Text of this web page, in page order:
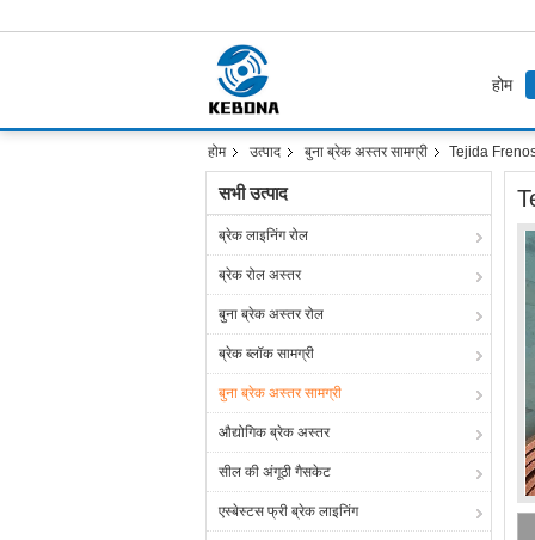
होम
होम उत्पाद बुना ब्रेक अस्तर सामग्री Tejida
सभी उत्पाद
ब्रेक लाइनिंग रोल
ब्रेक रोल अस्तर
बुना ब्रेक अस्तर रोल
ब्रेक ब्लॉक सामग्री
बुना ब्रेक अस्तर सामग्री
औद्योगिक ब्रेक अस्तर
सील की अंगूठी गैसकेट
एस्बेस्टस फ्री ब्रेक लाइनिंग